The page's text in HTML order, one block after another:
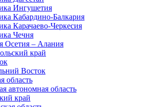
Ингушетия
Кабардино-Балкария
Карачаево-Черкесия
Чечня
Осетия – Алания
край
Восток
область
автономная область
край